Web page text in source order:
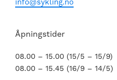
info@sykling.no
Åpningstider
08.00 – 15.00 (15/5 – 15/9)
08.00 – 15.45 (16/9 – 14/5)